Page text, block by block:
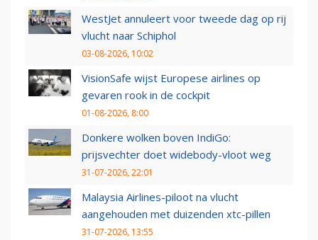
WestJet annuleert voor tweede dag op rij
vlucht naar Schiphol
03-08-2026, 10:02
VisionSafe wijst Europese airlines op
gevaren rook in de cockpit
01-08-2026, 8:00
Donkere wolken boven IndiGo:
prijsvechter doet widebody-vloot weg
31-07-2026, 22:01
Malaysia Airlines-piloot na vlucht
aangehouden met duizenden xtc-pillen
31-07-2026, 13:55